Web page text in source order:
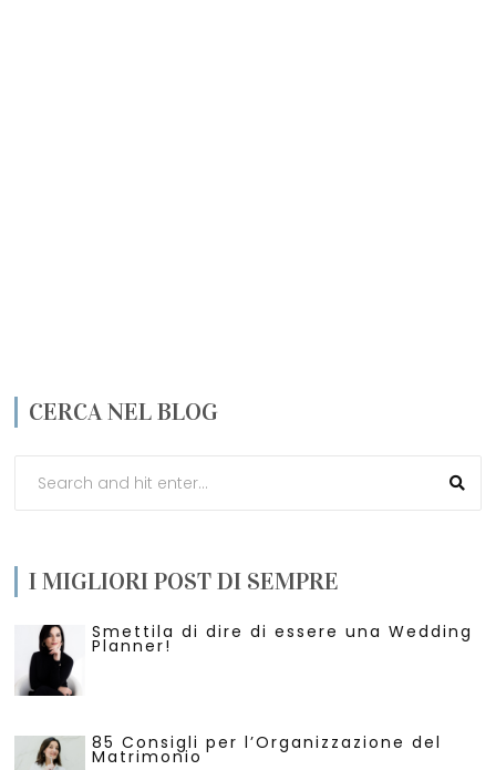
CERCA NEL BLOG
I MIGLIORI POST DI SEMPRE
Smettila di dire di essere una Wedding
Planner!
85 Consigli per l’Organizzazione del
Matrimonio